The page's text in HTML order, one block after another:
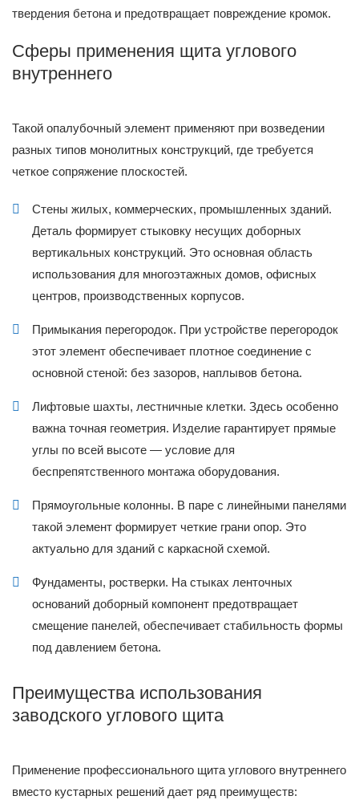
твердения бетона и предотвращает повреждение кромок.
Сферы применения щита углового
внутреннего
Такой опалубочный элемент применяют при возведении
разных типов монолитных конструкций, где требуется
четкое сопряжение плоскостей.
Стены жилых, коммерческих, промышленных зданий.
Деталь формирует стыковку несущих доборных
вертикальных конструкций. Это основная область
использования для многоэтажных домов, офисных
центров, производственных корпусов.
Примыкания перегородок. При устройстве перегородок
этот элемент обеспечивает плотное соединение с
основной стеной: без зазоров, наплывов бетона.
Лифтовые шахты, лестничные клетки. Здесь особенно
важна точная геометрия. Изделие гарантирует прямые
углы по всей высоте — условие для
беспрепятственного монтажа оборудования.
Прямоугольные колонны. В паре с линейными панелями
такой элемент формирует четкие грани опор. Это
актуально для зданий с каркасной схемой.
Фундаменты, ростверки. На стыках ленточных
оснований доборный компонент предотвращает
смещение панелей, обеспечивает стабильность формы
под давлением бетона.
Преимущества использования
заводского углового щита
Применение профессионального щита углового внутреннего
вместо кустарных решений дает ряд преимуществ: